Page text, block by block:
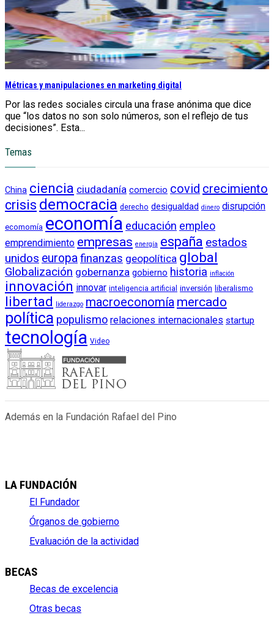
Métricas y manipulaciones en marketing digital
Por las redes sociales circula una frase anónima que dice
que “los datos no son solo números, son el reflejo de tus
decisiones”. Esta...
Temas
China ciencia ciudadanía comercio covid crecimiento
crisis democracia derecho desigualdad dinero disrupción
ecomomía economía educación empleo
emprendimiento empresas energía españa estados
unidos europafinanzas geopolítica global
Globalización gobernanza gobierno historia inflación
innovación innovar inteligencia artificial inversión liberalismo
libertad liderazgo macroeconomía mercado
política populismo relaciones internacionales startup
tecnología Video
Además en la Fundación Rafael del Pino
LA FUNDACIÓN
El Fundador
Órganos de gobierno
Evaluación de la actividad
BECAS
Becas de excelencia
Otras becas